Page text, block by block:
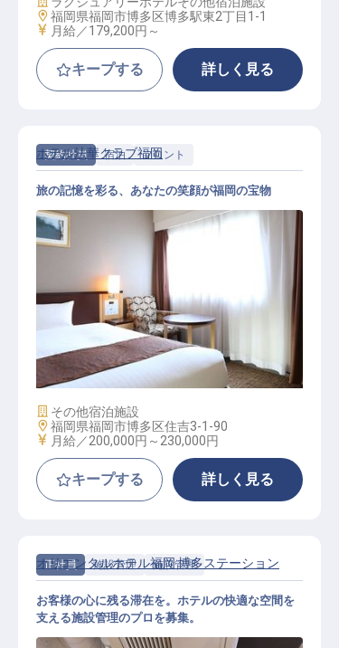
勤務地
福岡県福岡市博多区博多駅東2丁目1-1
給与
月給／179,200円～
キープする 詳しく見る
契約社員 宿泊 フロント
フロントスタッフ
ホテル法華クラブ福岡
旅の記憶を彩る、あなたの笑顔が福岡の宝物
施設業態
その他宿泊施設
勤務地
福岡県福岡市博多区住吉3-1-90
給与
月給／200,000円～ 230,000円
キープする 詳しく見る
正社員 施設管理 施設管理
オリエンタルホテル福岡 博多ステーション
お客様の心に残る滞在を。ホテルの快適な空間を
支える施設管理のプロを募集。